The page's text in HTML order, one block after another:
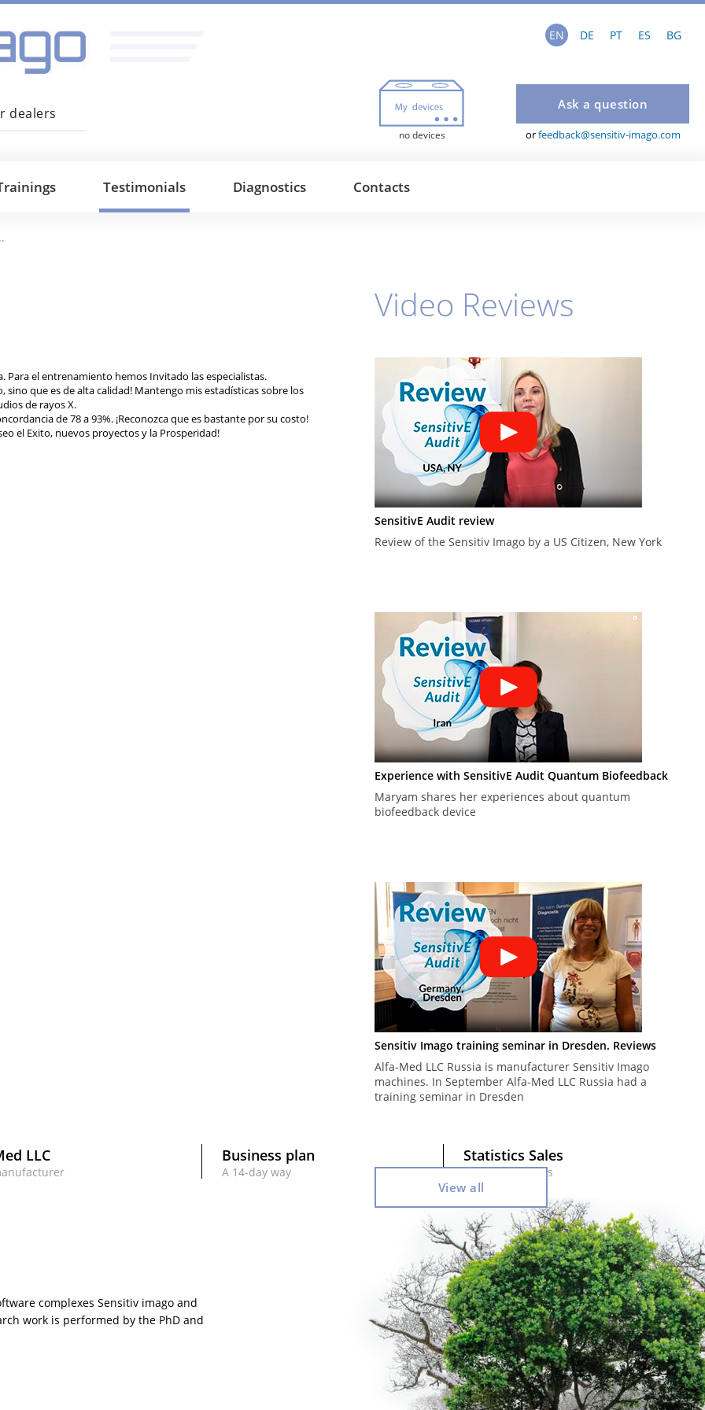
dealers
Ask a question
orfeedback@sensitiv-imago.com
EN DE PT ES BG
no devices
Testimonials Diagnostics Contacts
el dispositivo en Alda Service CenterSR
Para el entrenamiento hemos Invitado las especialistas.
que es de alta calidad! Mantengo mis estadísticas sobre los
de rayos X.
de 78 a 93%. ¡Reconozca que es bastante por su costo!
el Exito, nuevos proyectos y la Prosperidad!
Video Reviews
SensitivE Audit review
Review of the Sensitiv Imago by a US Citizen, New York
Experience with SensitivE Audit Quantum Biofeedback
Maryam shares her experiences about quantum
biofeedback device
Sensitiv Imago training seminar in Dresden. Reviews
Alfa-Med LLC Russia is manufacturer Sensitiv Imago
machines. In September Alfa-Med LLC Russia had a
training seminar in Dresden
View all
LLC Business plan
A 14-day way
Statistics Sales
Sensitive devices
complexes Sensitiv imago and
work is performed by the PhD and